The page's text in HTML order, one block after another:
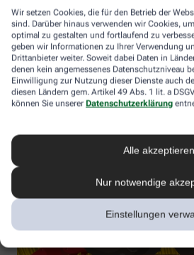
Wir setzen Cookies, die für den Betrieb der
sind. Darüber hinaus verwenden wir Cookies,
optimal zu gestalten und fortlaufend zu
geben wir Informationen zu Ihrer Verwendung
Drittanbieter weiter. Soweit dabei Daten in
denen kein angemessenes Datenschutzniveau
Einwilligung zur Nutzung dieser Dienste auch
diesen Ländern gem. Artikel 49 Abs. 1 lit. a
können Sie unserer Datenschutzerklärung
Alle akzeptieren
Nur notwendige
Einstellungen